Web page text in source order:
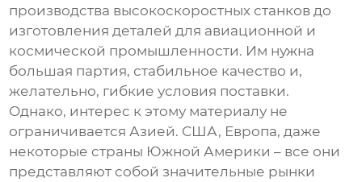
производства высокоскоростных станков до
изготовления деталей для авиационной и
космической промышленности. Им нужна
большая партия, стабильное качество и,
желательно, гибкие условия поставки.
Однако, интерес к этому материалу не
ограничивается Азией. США, Европа, даже
некоторые страны Южной Америки – все они
представляют собой значительные рынки